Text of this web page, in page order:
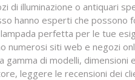
di illuminazione o antiquari
hanno esperti che
perfetta per le tue
numerosi siti web e negozi
gamma di modelli,
leggere le recensioni dei